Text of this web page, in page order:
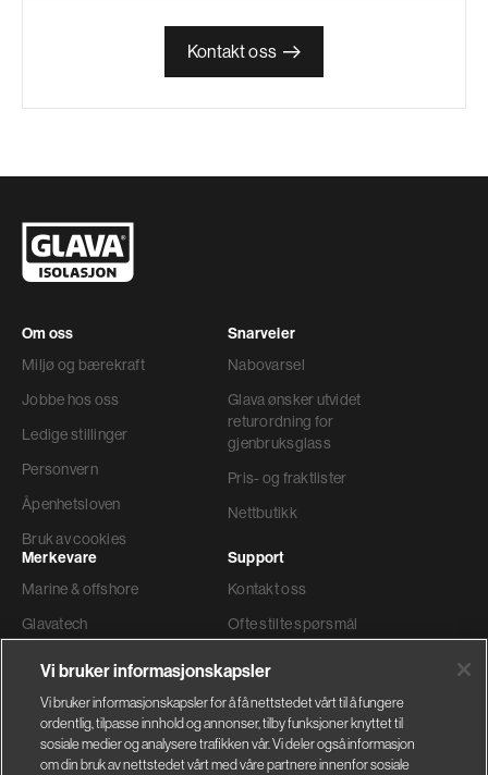
Kontakt oss
Om oss
Miljø og bærekraft
Jobbe hos oss
Ledige stillinger
Personvern
Åpenhetsloven
Bruk av cookies
Snarveier
Nabovarsel
Glava ønsker utvidet
returordning for
gjenbruksglass
Pris- og fraktlister
Nettbutikk
Merkevare
Marine & offshore
Glavatech
Weber
Support
Kontakt oss
Ofte stilte spørsmål
Ordre og levering
Faktura adresse
Vi bruker informasjonskapsler
Vi bruker informasjonskapsler for å få nettstedet vårt til å fungere
ordentlig, tilpasse innhold og annonser, tilby funksjoner knyttet til
sosiale medier og analysere trafikken vår. Vi deler også informasjon
om din bruk av nettstedet vårt med våre partnere innenfor sosiale